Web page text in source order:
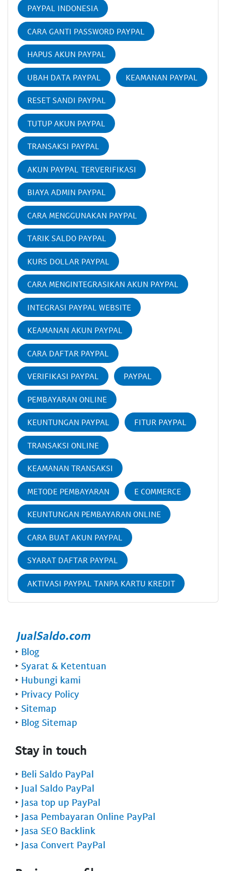
PAYPAL INDONESIA
CARA GANTI PASSWORD PAYPAL
HAPUS AKUN PAYPAL
UBAH DATA PAYPAL KEAMANAN PAYPAL
RESET SANDI PAYPAL
TUTUP AKUN PAYPAL
TRANSAKSI PAYPAL
AKUN PAYPAL TERVERIFIKASI
BIAYA ADMIN PAYPAL
CARA MENGGUNAKAN PAYPAL
TARIK SALDO PAYPAL
KURS DOLLAR PAYPAL
CARA MENGINTEGRASIKAN AKUN PAYPAL
INTEGRASI PAYPAL WEBSITE
KEAMANAN AKUN PAYPAL
CARA DAFTAR PAYPAL
VERIFIKASI PAYPAL PAYPAL
PEMBAYARAN ONLINE
KEUNTUNGAN PAYPAL FITUR PAYPAL
TRANSAKSI ONLINE
KEAMANAN TRANSAKSI
METODE PEMBAYARAN E COMMERCE
KEUNTUNGAN PEMBAYARAN ONLINE
CARA BUAT AKUN PAYPAL
SYARAT DAFTAR PAYPAL
AKTIVASI PAYPAL TANPA KARTU KREDIT
‣ Blog
‣ Syarat & Ketentuan
‣ Hubungi kami
‣ Privacy Policy
‣ Sitemap
‣ Blog Sitemap
Stay in touch
‣ Beli Saldo PayPal
‣ Jual Saldo PayPal
‣ Jasa top up PayPal
‣ Jasa Pembayaran Online PayPal
‣ Jasa SEO Backlink
‣ Jasa Convert PayPal